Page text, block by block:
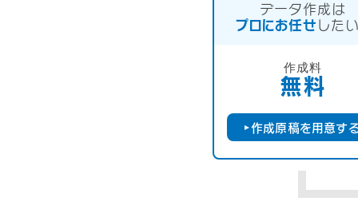
データ作成は
プロにお任せ した
作成料
無料
作成原稿を用意す